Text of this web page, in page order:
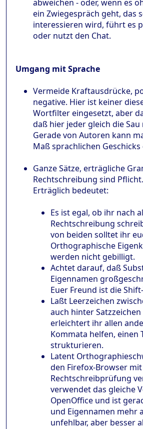
abweichen - oder, wenn es
ein Zwiegespräch geht, das
interessieren wird, führt es
oder nutzt den Chat.
Umgang mit Sprache
Vermeide Kraftausdrücke,
negative. Hier ist keiner
Wortfilter eingesetzt, aber
daß hier jeder gleich die
Gerade von Autoren kann
Maß sprachlichen
Ganze Sätze, erträgliche
Rechtschreibung sind Pflicht.
Erträglich bedeutet:
Es ist egal, ob ihr nach
Rechtschreibung
von beiden solltet ihr
Orthographische
werden nicht gebilligt.
Achtet darauf, daß
Eigennamen
Euer Freund ist die
Laßt Leerzeichen
auch hinter
erleichtert ihr allen
Kommata helfen, einen
strukturieren.
Latent
den Firefox-Browser
Rechtschreibprüfung
verwendet das gleiche
OpenOffice und ist
und Eigennamen mehr
unfehlbar, aber besser